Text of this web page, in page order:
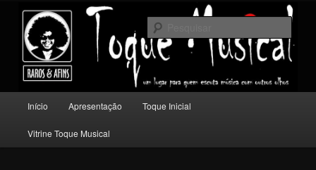
conteúdo
principal
conteúdo
secundário
Toque Musical
Um lugar para quem escuta música com outros olhos.
principal
Início Apresentação Toque Inicial
Vitrine Toque Musical